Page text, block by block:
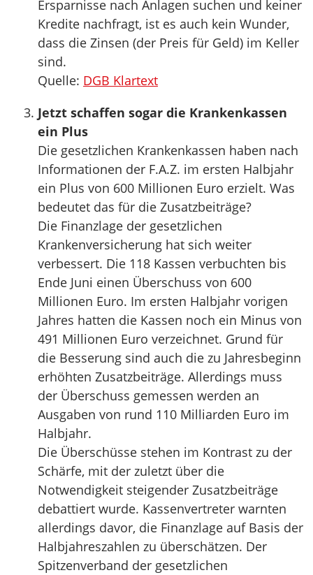
Ersparnisse nach Anlagen suchen und keiner
Kredite nachfragt, ist es auch kein Wunder,
dass die Zinsen (der Preis für Geld) im Keller
sind.
Quelle: DGB Klartext
Jetzt schaffen sogar die Krankenkassen
ein Plus
Die gesetzlichen Krankenkassen haben nach
Informationen der F.A.Z. im ersten Halbjahr
ein Plus von 600 Millionen Euro erzielt. Was
bedeutet das für die Zusatzbeiträge?
Die Finanzlage der gesetzlichen
Krankenversicherung hat sich weiter
verbessert. Die 118 Kassen verbuchten bis
Ende Juni einen Überschuss von 600
Millionen Euro. Im ersten Halbjahr vorigen
Jahres hatten die Kassen noch ein Minus von
491 Millionen Euro verzeichnet. Grund für
die Besserung sind auch die zu Jahresbeginn
erhöhten Zusatzbeiträge. Allerdings muss
der Überschuss gemessen werden an
Ausgaben von rund 110 Milliarden Euro im
Halbjahr.
Die Überschüsse stehen im Kontrast zu der
Schärfe, mit der zuletzt über die
Notwendigkeit steigender Zusatzbeiträge
debattiert wurde. Kassenvertreter warnten
allerdings davor, die Finanzlage auf Basis der
Halbjahreszahlen zu überschätzen. Der
Spitzenverband der gesetzlichen